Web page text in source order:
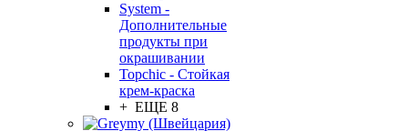
System -
Дополнительные
продукты при
окрашивании
Topchic - Стойкая
крем-краска
+ ЕЩЕ 8